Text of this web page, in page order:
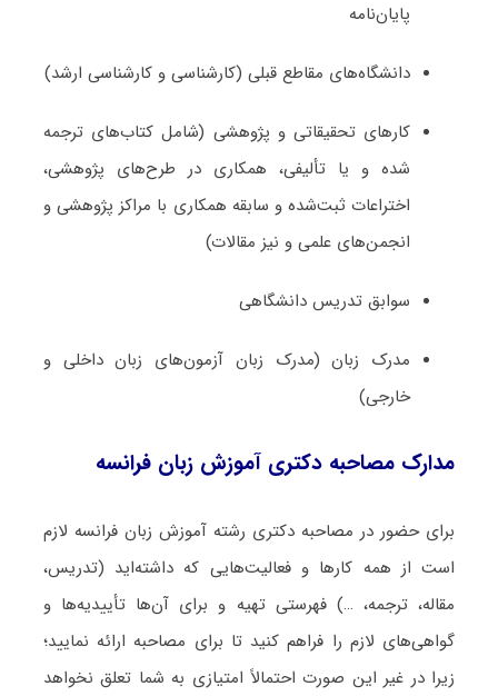
پایان‌نامه
دانشگاه‌های مقاطع قبلی (کارشناسی و کارشناسی ارشد)
کارهای تحقیقاتی و پژوهشی (شامل کتاب‌های ترجمه­‌
شده و یا تألیفی، همکاری در طرح‌های پژوهشی،
اختراعات ثبت‌­شده و سابقه همکاری با مراکز پژوهشی و
انجمن‌های علمی و نیز مقالات)
سوابق تدریس دانشگاهی
مدرک زبان (مدرک زبان آزمون‌های زبان داخلی و
خارجی)
مدارک مصاحبه دکتری آموزش زبان فرانسه
برای حضور در مصاحبه دکتری رشته آموزش زبان فرانسه لازم
است از همه کارها و فعالیت‌هایی که داشته‌اید (تدریس،
مقاله، ترجمه، …) فهرستی تهیه و برای آن‌ها تأییدیه‌ها و
گواهی‌های لازم را فراهم کنید تا برای مصاحبه ارائه نمایید؛
زیرا در غیر این صورت احتمالاً امتیازی به شما تعلق نخواهد